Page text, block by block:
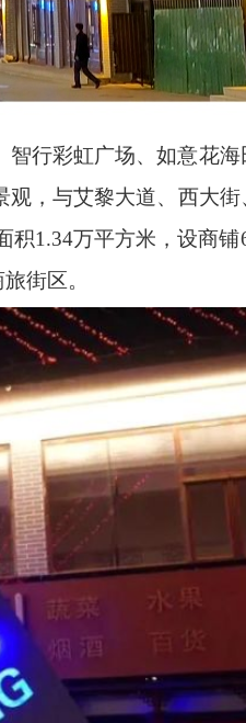
行彩虹广场、如意花
，与艾黎大道、西大
积1.34万平方米，设商铺
街区。